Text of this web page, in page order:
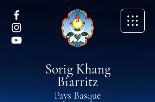
Sorig Khang
Biarritz
Pays Basque